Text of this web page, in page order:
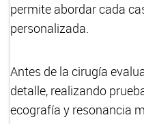
permite abordar cada
personalizada.
Antes de la cirugía
detalle, realizando
ecografía y resonancia